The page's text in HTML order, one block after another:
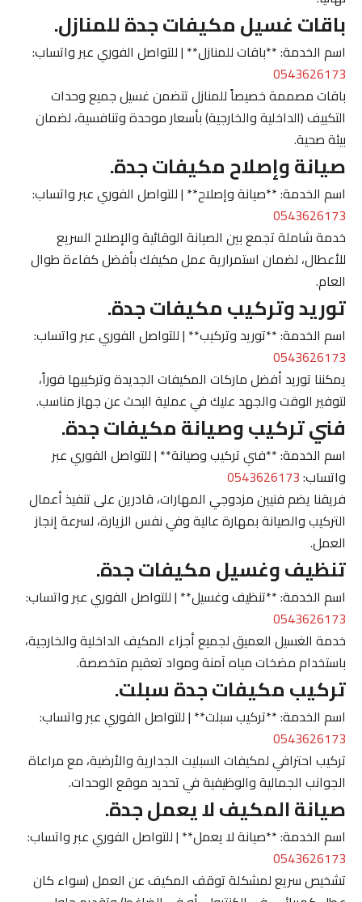
باقات غسيل مكيفات جدة للمنازل.
اسم الخدمة: **باقات للمنازل** | للتواصل الفوري عبر واتساب:
0543626173
باقات مصممة خصيصاً للمنازل تتضمن غسيل جميع وحدات
التكييف (الداخلية والخارجية) بأسعار موحدة وتنافسية، لضمان
بيئة صحية.
صيانة وإصلاح مكيفات جدة.
اسم الخدمة: **صيانة وإصلاح** | للتواصل الفوري عبر واتساب:
0543626173
خدمة شاملة تجمع بين الصيانة الوقائية والإصلاح السريع
للأعطال، لضمان استمرارية عمل مكيفك بأفضل كفاءة طوال
العام.
توريد وتركيب مكيفات جدة.
اسم الخدمة: **توريد وتركيب** | للتواصل الفوري عبر واتساب:
0543626173
يمكننا توريد أفضل ماركات المكيفات الجديدة وتركيبها فوراً،
لتوفير الوقت والجهد عليك في عملية البحث عن جهاز مناسب.
فني تركيب وصيانة مكيفات جدة.
اسم الخدمة: **فني تركيب وصيانة** | للتواصل الفوري عبر
واتساب:0543626173
فريقنا يضم فنيين مزدوجي المهارات، قادرين على تنفيذ أعمال
التركيب والصيانة بمهارة عالية وفي نفس الزيارة، لسرعة إنجاز
العمل.
تنظيف وغسيل مكيفات جدة.
اسم الخدمة: **تنظيف وغسيل** | للتواصل الفوري عبر واتساب:
0543626173
خدمة الغسيل العميق لجميع أجزاء المكيف الداخلية والخارجية،
باستخدام مضخات مياه آمنة ومواد تعقيم متخصصة.
تركيب مكيفات جدة سبلت.
اسم الخدمة: **تركيب سبلت** | للتواصل الفوري عبر واتساب:
0543626173
تركيب احترافي لمكيفات السبليت الجدارية والأرضية، مع مراعاة
الجوانب الجمالية والوظيفية في تحديد موقع الوحدات.
صيانة المكيف لا يعمل جدة.
اسم الخدمة: **صيانة لا يعمل** | للتواصل الفوري عبر واتساب:
0543626173
تشخيص سريع لمشكلة توقف المكيف عن العمل (سواء كان